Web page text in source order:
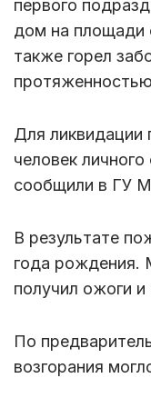
первого
дом на площади
также горел
Для ликвидации
человек
сообщили в ГУ
В результате
года рождения.
получил ожоги и
По
возгорания